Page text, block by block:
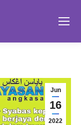
Jun
16
2022